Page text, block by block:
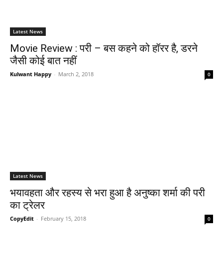
Latest News
Movie Review : परी – बस कहने को हॉरर है, डरने
जैसी कोई बात नहीं
Kulwant Happy - March 2, 2018 0
Latest News
भयावहता और रहस्य से भरा हुआ है अनुष्का शर्मा की परी
का ट्रेलर
CopyEdit - February 15, 2018 0